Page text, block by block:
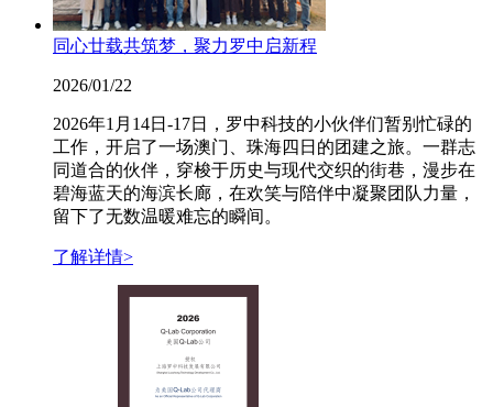
同心廿载共筑梦，聚力罗中启新程
2026/01/22
2026年1月14日-17日，罗中科技的小伙伴们暂别忙碌的
工作，开启了一场澳门、珠海四日的团建之旅。一群志
同道合的伙伴，穿梭于历史与现代交织的街巷，漫步在
碧海蓝天的海滨长廊，在欢笑与陪伴中凝聚团队力量，
留下了无数温暖难忘的瞬间。
了解详情>